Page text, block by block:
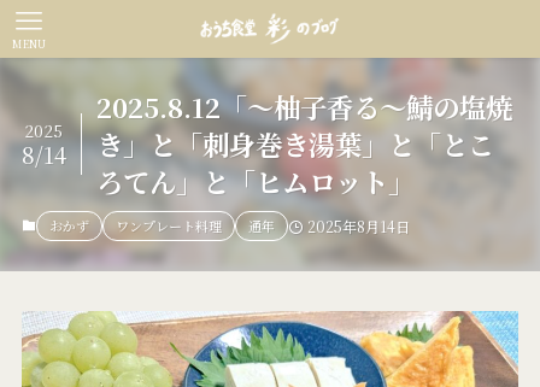
MENU
2025.8.12「～柚子香る～鯖の塩焼
き」と「刺身巻き湯葉」と「とこ
ろてん」と「ヒムロット」
2025
8/14
おかず ワンプレート料理 通年 2025年8月14日